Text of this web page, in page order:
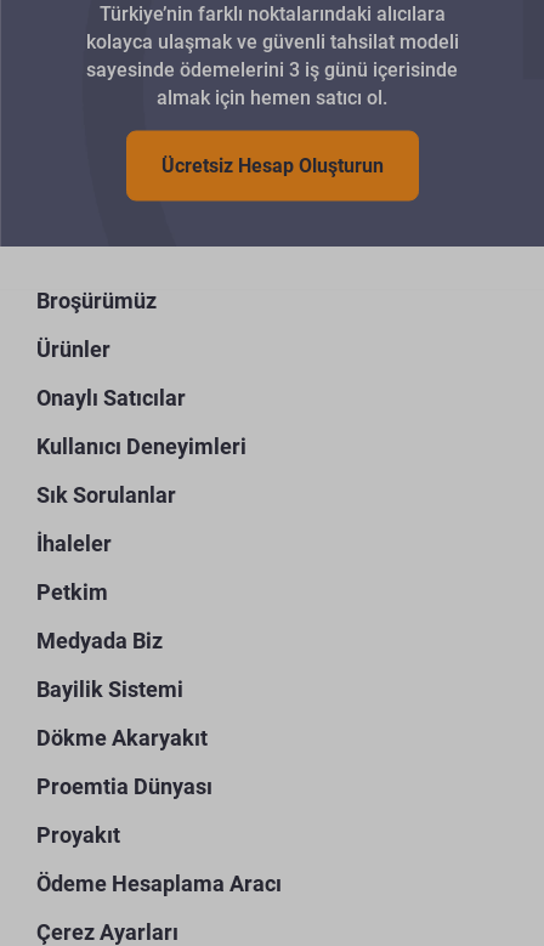
Türkiye’nin farklı noktalarındaki alıcılara
kolayca ulaşmak ve güvenli tahsilat modeli
sayesinde ödemelerini 3 iş günü içerisinde
almak için hemen satıcı ol.
Ücretsiz Hesap Oluşturun
Broşürümüz
Ürünler
Onaylı Satıcılar
Kullanıcı Deneyimleri
Sık Sorulanlar
İhaleler
Petkim
Medyada Biz
Bayilik Sistemi
Dökme Akaryakıt
Proemtia Dünyası
Proyakıt
Ödeme Hesaplama Aracı
Çerez Ayarları